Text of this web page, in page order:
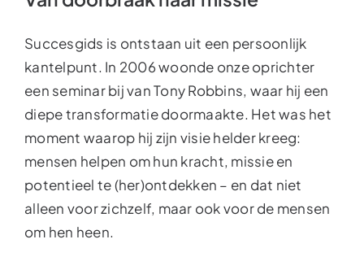
Succesgids is ontstaan uit een persoonlijk
kantelpunt. In 2006 woonde onze oprichter
een seminar bij van Tony Robbins, waar hij een
diepe transformatie doormaakte. Het was het
moment waarop hij zijn visie helder kreeg:
mensen helpen om hun kracht, missie en
potentieel te (her)ontdekken – en dat niet
alleen voor zichzelf, maar ook voor de mensen
om hen heen.